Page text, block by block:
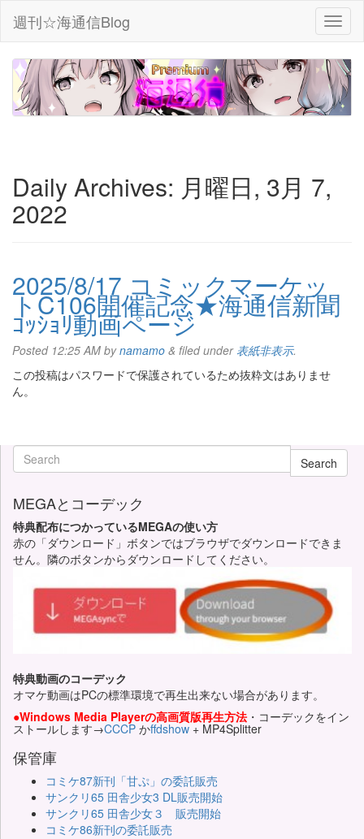
週刊☆海通信Blog
Daily Archives: 月曜日, 3月 7,
2022
2025/8/17 コミックマーケッ
トC106開催記念★海通信新聞
ｺｯｼｮﾘ動画ページ
Posted 12:25 AM bynamamo & filed under 表紙非表示.
この投稿はパスワードで保護されているため抜粋文はありませ
ん。
Search
MEGAとコーデック
特典配布につかっているMEGAの使い方
赤の「ダウンロード」ボタンではブラウザでダウンロードできま
せん。隣のボタンからダウンロードしてください。
特典動画のコーデック
オマケ動画はPCの標準環境で再生出来ない場合があります。
●Windows Media Playerの高画質版再生方法 ・コーデックをイン
ストールします→CCCP かffdshow + MP4Splitter
保管庫
コミケ87新刊「甘ぷ」の委託販売
サンクリ65 田舎少女3 DL販売開始
サンクリ65 田舎少女３ 販売開始
コミケ86新刊の委託販売